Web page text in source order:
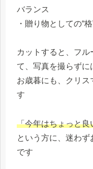
バランス
・贈り物としての“
カットすると、フ
て、写真を撮らずに
お歳暮にも、クリス
す
「今年はちょっと良
という方に、迷わず
です